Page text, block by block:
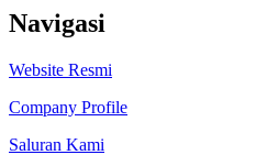
Navigasi
Website Resmi
Company Profile
Saluran Kami